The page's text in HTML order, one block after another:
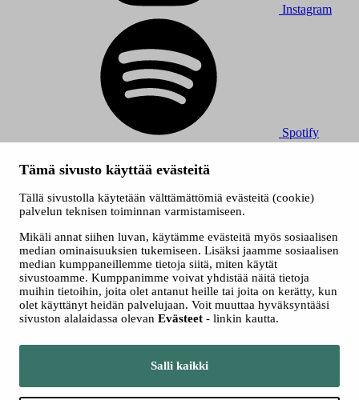
Tämä sivusto käyttää evästeitä
Tällä sivustolla käytetään välttämättömiä evästeitä (cookie)
palvelun teknisen toiminnan varmistamiseen.
Mikäli annat siihen luvan, käytämme evästeitä myös sosiaalisen
median ominaisuuksien tukemiseen. Lisäksi jaamme sosiaalisen
median kumppaneillemme tietoja siitä, miten käytät
sivustoamme. Kumppanimme voivat yhdistää näitä tietoja
muihin tietoihin, joita olet antanut heille tai joita on kerätty, kun
olet käyttänyt heidän palvelujaan. Voit muuttaa hyväksyntääsi
sivuston alalaidassa olevan Evästeet - linkin kautta.
Salli kaikki
Instagram
Spotify
Kaikki oikeudet muutoksiin pidätetään.
Saavutettavuusseloste
Tietosuojaselosteet